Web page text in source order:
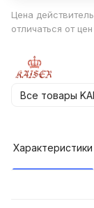
Цена
отличаться от
Все товары
Характеристики